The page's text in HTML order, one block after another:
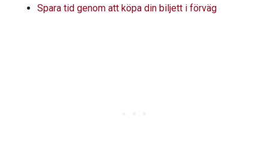
Spara tid genom att köpa din biljett i förväg